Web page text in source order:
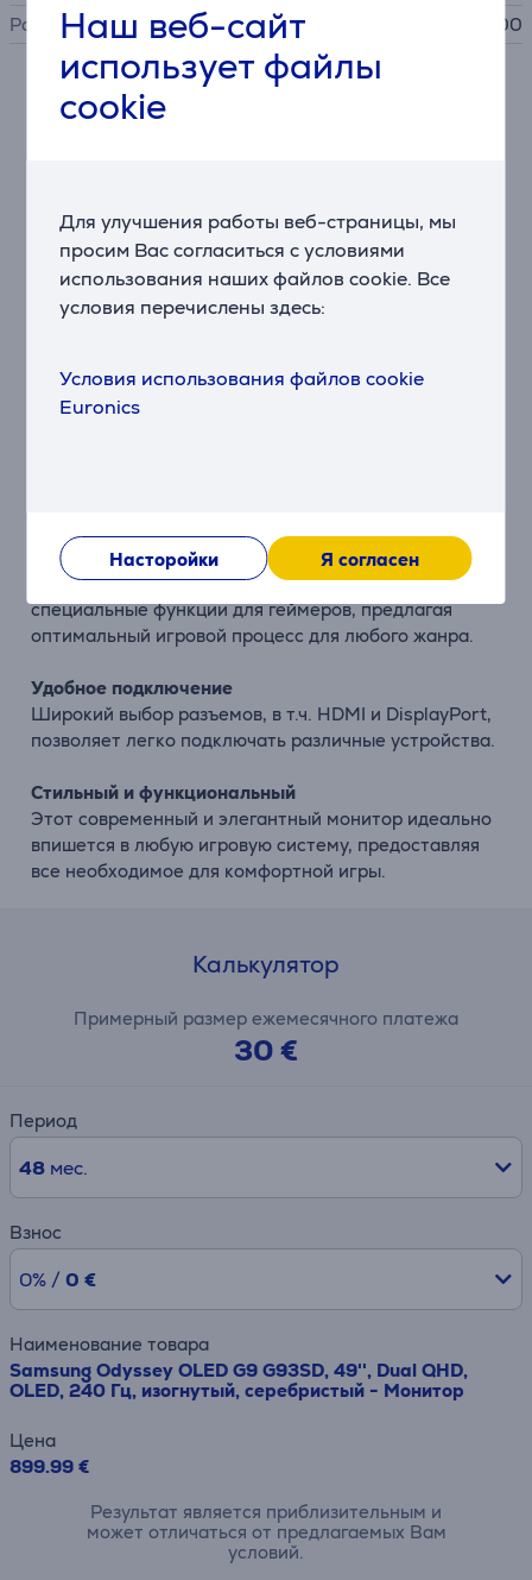
Наш веб-сайт
использует файлы
cookie
Для улучшения работы веб-страницы, мы
просим Вас согласиться с условиями
использования наших файлов cookie. Все
условия перечислены здесь:
Условия использования файлов cookie
Euronics
Насторойки Я согласен
Размер крепления VESA
100 x 100
впечатляющую четкость и детализацию, поднимая
Ваш игровой опыт на новый уровень.
Исключительная частота обновления
Частота обновления 240 Гц обеспечивает
позволяя максимально наслаждаться каждым
моментом игры.
Функции для геймеров
Монитор Samsung Odyssey OLED G9 имеет
специальные функции для геймеров, предлагая
оптимальный игровой процесс для любого жанра.
Удобное подключение
Широкий выбор разъемов, в т.ч. HDMI и DisplayPort,
позволяет легко подключать различные устройства.
Стильный и функциональный
Этот современный и элегантный монитор идеально
впишется в любую игровую систему, предоставляя
все необходимое для комфортной игры.
Калькулятор
Примерный размер ежемесячного платежа
30 €
Период
48мес.
Взнос
0% / 0 €
Наименование товара
Samsung Odyssey OLED G9 G93SD, 49'', Dual QHD,
OLED, 240 Гц, изогнутый, серебристый - Монитор
Цена
899.99 €
Результат является приблизительным и
может отличаться от предлагаемых Вам
условий.